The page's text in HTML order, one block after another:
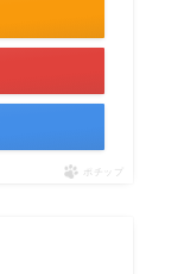
ポチップ